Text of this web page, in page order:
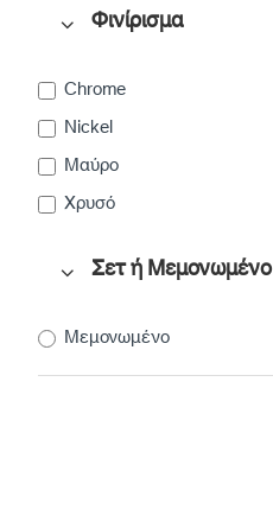
Φινίρισμα
Chrome
Nickel
Μαύρο
Χρυσό
Σετ ή Μεμονωμένο
Μεμονωμένο